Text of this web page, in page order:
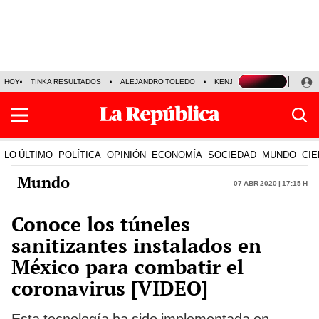
HOY TINKA RESULTADOS ALEJANDRO TOLEDO KENJI FUJIMORI
LO ÚLTIMO POLÍTICA OPINIÓN ECONOMÍA SOCIEDAD MUNDO
Mundo 07 Abr 2020 | 17:15 h
Conoce los túneles
sanitizantes instalados en
México para combatir el
coronavirus [VIDEO]